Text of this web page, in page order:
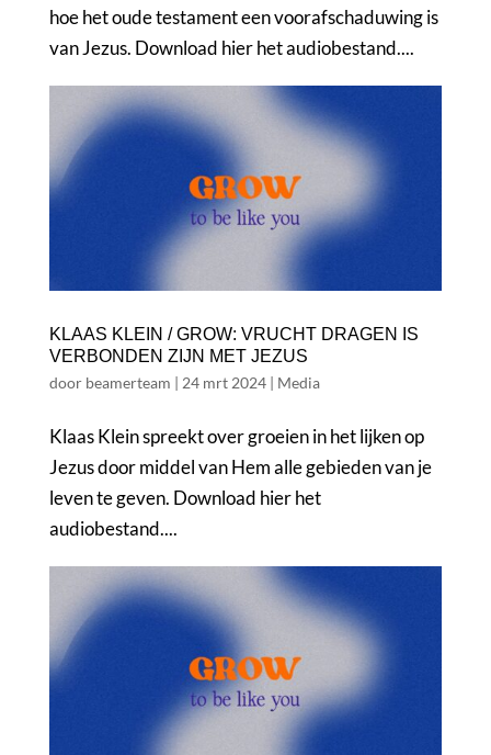
hoe het oude testament een voorafschaduwing is
van Jezus. Download hier het audiobestand....
KLAAS KLEIN / GROW: VRUCHT DRAGEN IS
VERBONDEN ZIJN MET JEZUS
door beamerteam | 24 mrt 2024| Media
Klaas Klein spreekt over groeien in het lijken op
Jezus door middel van Hem alle gebieden van je
leven te geven. Download hier het
audiobestand....